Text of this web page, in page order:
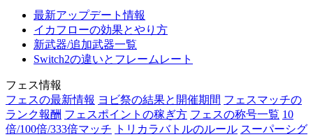
最新アップデート情報
イカフローの効果とやり方
新武器/追加武器一覧
Switch2の違いとフレームレート
フェス情報
フェスの最新情報 ヨビ祭の結果と開催期間 フェスマッチの
ランク報酬 フェスポイントの稼ぎ方 フェスの称号一覧 10
倍/100倍/333倍マッチ
トリカラバトルのルール スーパーシグ